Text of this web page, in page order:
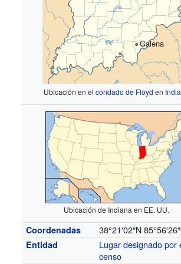
Galena
Ubicación en el condado de Floyd en
Ubicación de Indiana en EE. UU.
Coordenadas 38°21′02″N
Entidad
Lugar designado por
censo